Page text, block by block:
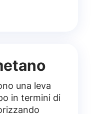
una leva
in termini di